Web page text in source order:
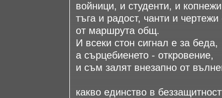
войници, и студенти, и
тъга и радост, чанти и
от маршрута общ.
И всеки стон сигнал е за беда,
а сърцебиенето - откровение,
и съм залят внезапно от
какво единство в